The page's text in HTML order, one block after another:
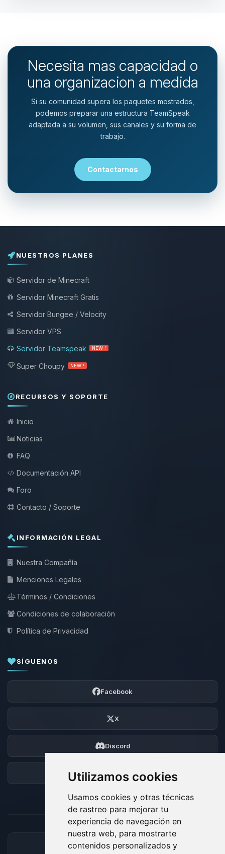
Utilizamos cookies
Usamos cookies y otras técnicas
de rastreo para mejorar tu
experiencia de navegación en
nuestra web, para mostrarte
contenidos personalizados y
Necesita mas capacidad o
una organizacion a medida
Si su comunidad supera los paquetes mostrados,
podemos preparar una estructura TeamSpeak
adaptada a su volumen, sus canales y su forma de
trabajo.
Contactarnos
NUESTROS PLANES
Servidor de Minecraft
Servidor Minecraft Gratis
Servidor Bungee / Velocity
Servidor VPS
Servidor Teamspeak
NEW !
Super Choupy NEW !
RECURSOS Y SOPORTE
Inicio
Noticias
FAQ
Documentación API
Foro
Contacto / Soporte
INFORMACIÓN LEGAL
Nuestra Compañía
Menciones Legales
Términos / Condiciones
Condiciones de colaboración
Política de Privacidad
SÍGUENOS
Facebook
X
Discord
Foro
MÉTODOS DE PAGO ACEPTADOS